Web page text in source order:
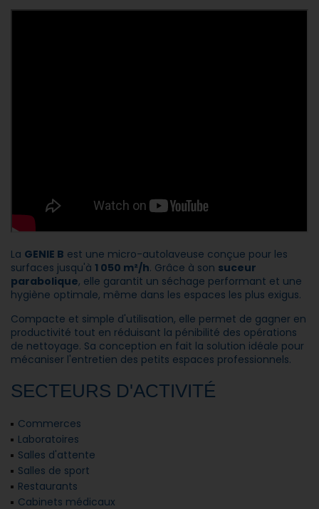
La GENIE B est une micro-autolaveuse conçue pour les
surfaces jusqu'à 1 050 m²/h. Grâce à son suceur
parabolique, elle garantit un séchage performant et une
hygiène optimale, même dans les espaces les plus exigus.
Compacte et simple d'utilisation, elle permet de gagner en
productivité tout en réduisant la pénibilité des opérations
de nettoyage. Sa conception en fait la solution idéale pour
mécaniser l'entretien des petits espaces professionnels.
SECTEURS D'ACTIVITÉ
Commerces
Laboratoires
Salles d'attente
Salles de sport
Restaurants
Cabinets médicaux